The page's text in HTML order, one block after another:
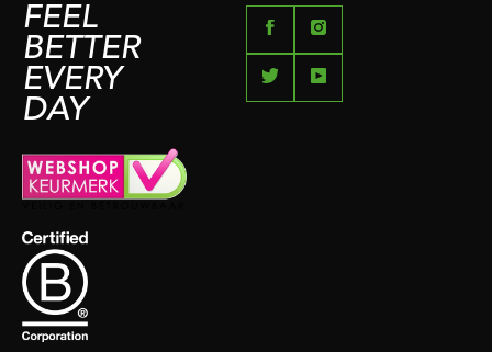
FEEL
BETTER
EVERY
DAY